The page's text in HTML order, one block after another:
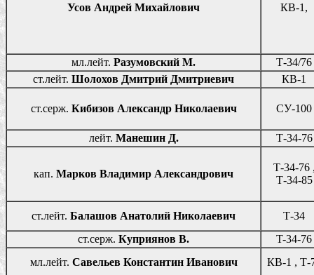
Усов Андрей Михайлович КВ-1,
мл.лейт. Разумовский М.
Т-34/76
ст.лейт. Шолохов Дмитрий Дмитриевич КВ-1
ст.серж. Кибизов Александр Николаевич СУ-100
лейт. Манешин Д. Т-34-76
кап. Марков Владимир Александрович
Т-34-76
Т-34-85
ст.лейт. Балашов Анатолий Николаевич
Т-34
ст.серж. Куприянов В.
T-34-76
мл.лейт. Савельев Константин Иванович КВ-1 , Т-